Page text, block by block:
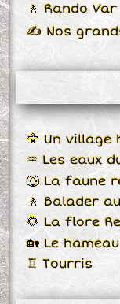
🚶 Rando Var
✍ Nos
🦅 Un village
♒ Les eaux
🐺 La faune
🚶 Balader
🌻 La flore
🏡 Le
♖ Tourris